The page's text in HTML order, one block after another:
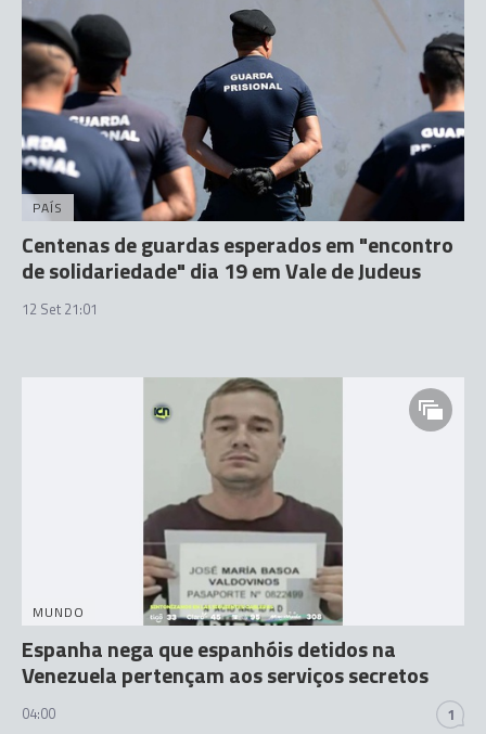
PAÍS
Centenas de guardas esperados em "encontro
de solidariedade" dia 19 em Vale de Judeus
12 Set 21:01
MUNDO
Espanha nega que espanhóis detidos na
Venezuela pertençam aos serviços secretos
04:00 1